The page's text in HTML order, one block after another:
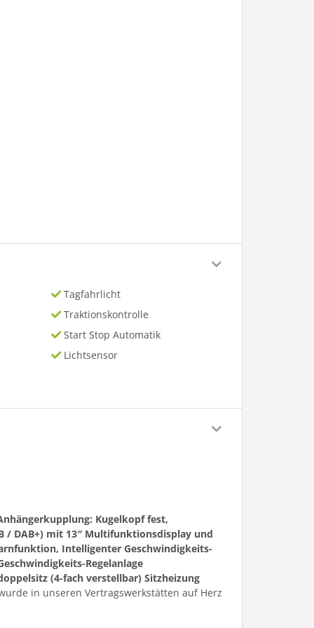
Tagfahrlicht
Traktionskontrolle
Start Stop Automatik
Lichtsensor
Kugelkopf fest,
/ DAB+) mit 13″ Multifunktionsdisplay und
Intelligenter Geschwindigkeits-
Regelanlage
(4-fach verstellbar) Sitzheizung
in unseren Vertragswerkstätten auf Herz